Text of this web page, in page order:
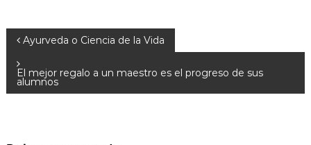
Ayurveda o Ciencia de la Vida
El mejor regalo a un maestro es el progreso de sus
alumnos